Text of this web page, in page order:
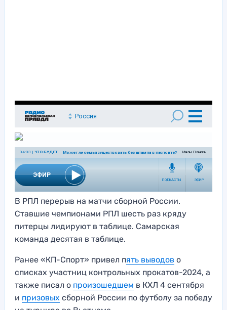
В РПЛ перерыв на матчи сборной России.
Ставшие чемпионами РПЛ шесть раз кряду
питерцы лидируют в таблице. Самарская
команда десятая в таблице.
Ранее «КП-Спорт» привел пять выводов о
списках участниц контрольных прокатов-2024, а
также писал о произошедшем в КХЛ 4 сентября
и призовых сборной России по футболу за победу